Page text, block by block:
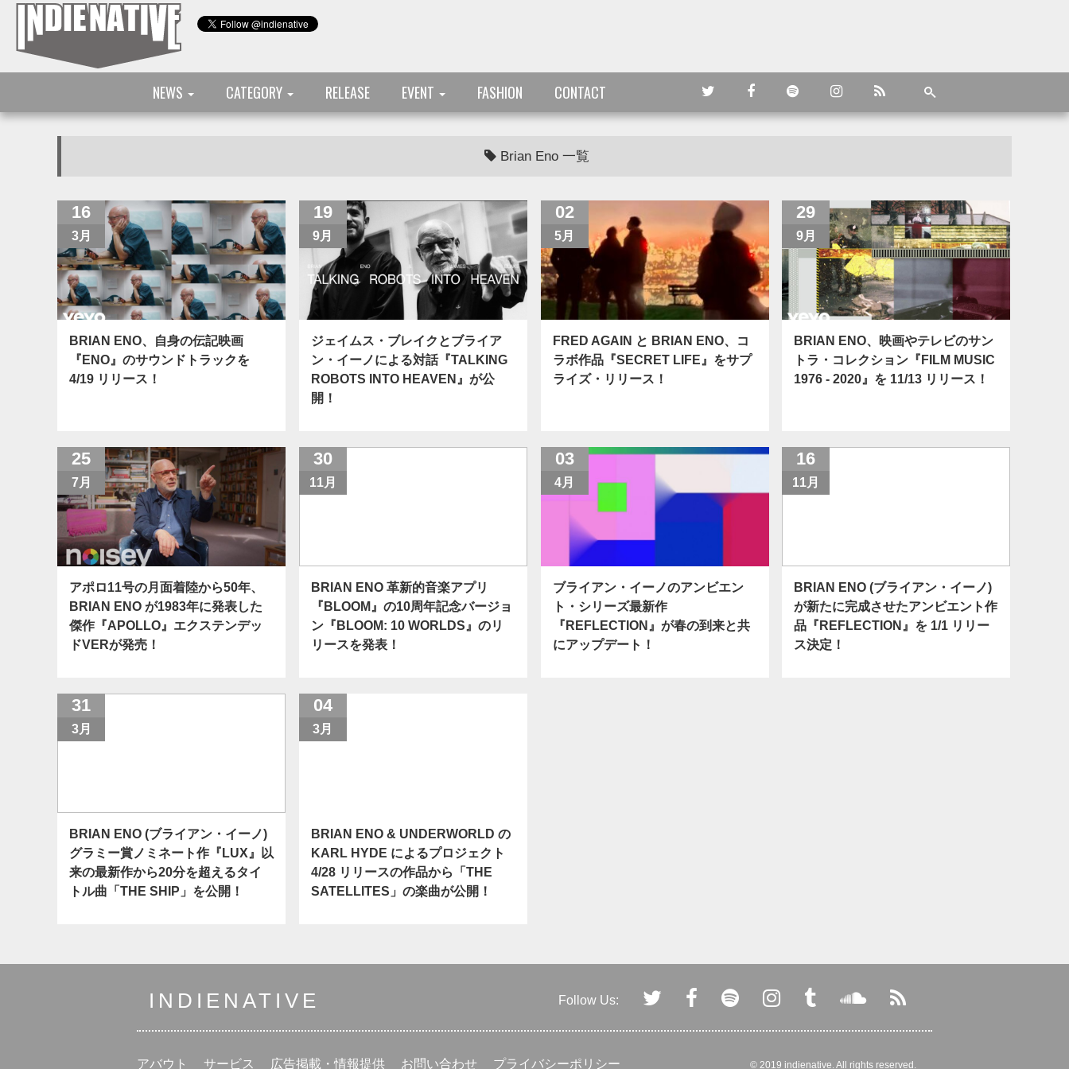
NEWS CATEGORY RELEASE EVENT FASHION CONTACT
Brian Eno 一覧
16
3月
BRIAN ENO、自身の伝記映画
『ENO』のサウンドトラックを
4/19 リリース！
19
9月
ジェイムス・ブレイクとブライア
ン・イーノによる対話『TALKING
ROBOTS INTO HEAVEN』が公
開！
02
5月
FRED AGAIN と BRIAN ENO、コ
ラボ作品『SECRET LIFE』をサプ
ライズ・リリース！
29
9月
BRIAN ENO、映画やテレビのサン
トラ・コレクション『FILM MUSIC
1976 - 2020』を 11/13 リリース！
25
7月
アポロ11号の月面着陸から50年、
BRIAN ENO が1983年に発表した
傑作『APOLLO』エクステンデッ
ドVERが発売！
30
11月
BRIAN ENO 革新的音楽アプリ
『BLOOM』の10周年記念バージョ
ン『BLOOM: 10 WORLDS』のリ
リースを発表！
03
4月
ブライアン・イーノのアンビエン
ト・シリーズ最新作
『REFLECTION』が春の到来と共
にアップデート！
16
11月
BRIAN ENO (ブライアン・イーノ)
が新たに完成させたアンビエント作
品『REFLECTION』を 1/1 リリー
ス決定！
31
3月
BRIAN ENO (ブライアン・イーノ)
グラミー賞ノミネート作『LUX』以
来の最新作から20分を超えるタイ
トル曲「THE SHIP」を公開！
04
3月
BRIAN ENO & UNDERWORLD の
KARL HYDE によるプロジェクト
4/28 リリースの作品から「THE
SATELLITES」の楽曲が公開！
INDIENATIVE Follow Us:
アバウト サービス 広告掲載・情報提供 お問い合わせ プライバシーポリシー © 2019 indienative. All rights reserved.